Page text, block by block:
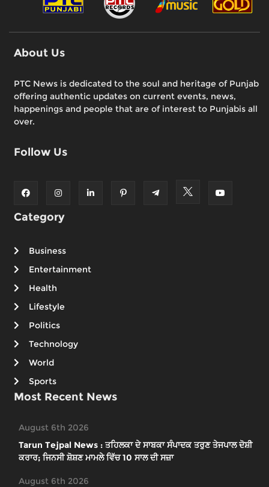
About Us
PTC News is dedicated to the soul and heritage of Punjab
offering authentic updates on current events, news,
happenings and people that are of interest to Punjabis all
over.
Follow Us
Category
Business
Entertainment
Health
Lifestyle
Politics
Technology
World
Sports
Most Recent News
August 6th 2026
Tarun Tejpal News : ਤਹਿਲਕਾ ਦੇ ਸਾਬਕਾ ਸੰਪਾਦਕ ਤਰੁਣ ਤੇਜਪਾਲ ਦੋਸ਼ੀ
ਕਰਾਰ; ਜਿਨਸੀ ਸ਼ੋਸ਼ਣ ਮਾਮਲੇ ਵਿੱਚ 10 ਸਾਲ ਦੀ ਸਜ਼ਾ
August 6th 2026